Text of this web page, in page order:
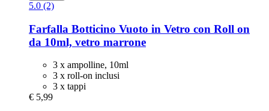
5.0 (2)
Farfalla Botticino Vuoto in Vetro con Roll on
da 10ml, vetro marrone
3 x ampolline, 10ml
3 x roll-on inclusi
3 x tappi
€ 5,99